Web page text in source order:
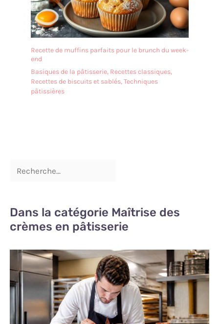
Afin de prolonger sa durée
de vie, il est recommandé
de ne pas le nettoyer au
lave-vaisselle. Après le
nettoyage, il doit être
séché afin de le garder au
importante] : si vous
rencontrez des difficultés,
Recette de muffins parfaits pour le brunch du week-
end
Basiques de la pâtisserie, Recettes classiques,
Recettes de biscuits et sablés,Techniques
pâtissières
Dans la catégorie Maîtrise des
crèmes en pâtisserie